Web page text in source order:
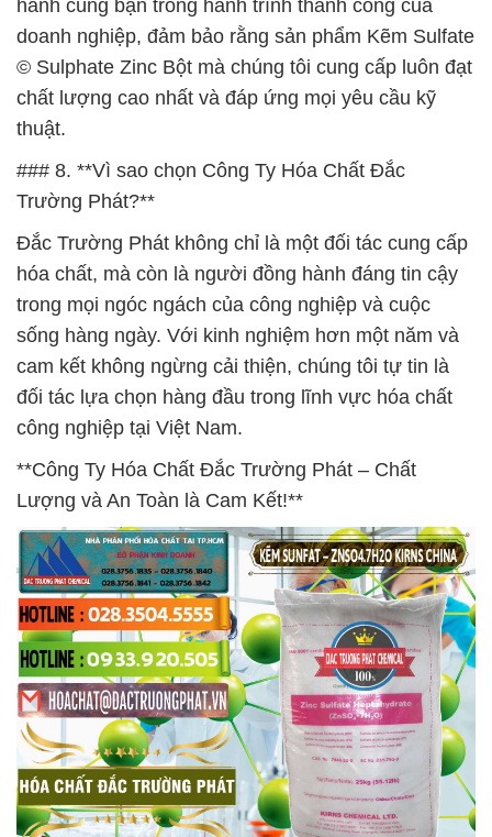
hành cùng bạn trong hành trình thành công của
doanh nghiệp, đảm bảo rằng sản phẩm Kẽm Sulfate
© Sulphate Zinc Bột mà chúng tôi cung cấp luôn đạt
chất lượng cao nhất và đáp ứng mọi yêu cầu kỹ
thuật.
### 8. **Vì sao chọn Công Ty Hóa Chất Đắc
Trường Phát?**
Đắc Trường Phát không chỉ là một đối tác cung cấp
hóa chất, mà còn là người đồng hành đáng tin cậy
trong mọi ngóc ngách của công nghiệp và cuộc
sống hàng ngày. Với kinh nghiệm hơn một năm và
cam kết không ngừng cải thiện, chúng tôi tự tin là
đối tác lựa chọn hàng đầu trong lĩnh vực hóa chất
công nghiệp tại Việt Nam.
**Công Ty Hóa Chất Đắc Trường Phát – Chất
Lượng và An Toàn là Cam Kết!**